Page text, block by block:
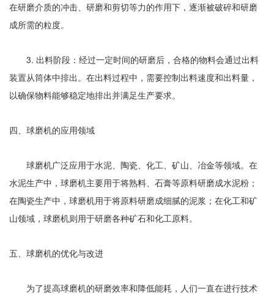
在研磨介质的冲击、研磨和剪切等力的作用下，逐渐被破碎和研磨
成所需的粒度。
3. 出料阶段：经过一定时间的研磨后，合格的物料会通过出料
装置从筒体中排出。在出料过程中，需要控制出料速度和出料量，
以确保物料能够稳定地排出并满足生产要求。
四、球磨机的应用领域
球磨机广泛应用于水泥、陶瓷、化工、矿山、冶金等领域。在
水泥生产中，球磨机主要用于将熟料、石膏等原料研磨成水泥粉；
在陶瓷生产中，球磨机用于将原料研磨成细腻的泥浆；在化工和矿
山领域，球磨机则用于研磨各种矿石和化工原料。
五、球磨机的优化与改进
为了提高球磨机的研磨效率和降低能耗，人们一直在进行技术